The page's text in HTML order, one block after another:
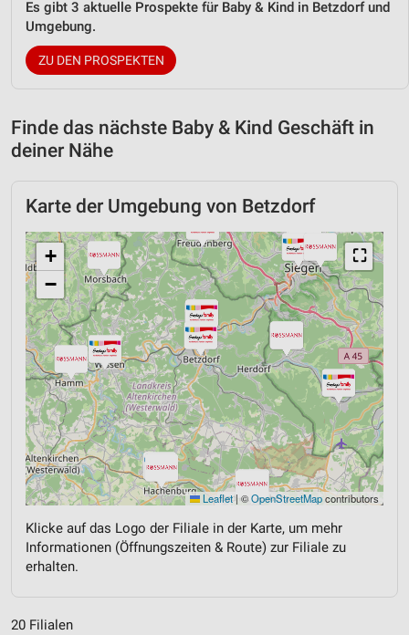
Es gibt 3 aktuelle Prospekte für Baby & Kind in Betzdorf und
Umgebung.
ZU DEN PROSPEKTEN
Finde das nächste Baby & Kind Geschäft in
deiner Nähe
Karte der Umgebung von Betzdorf
⛶
+
−
Leaflet | ©OpenStreetMapcontributors
Klicke auf das Logo der Filiale in der Karte, um mehr
Informationen (Öffnungszeiten & Route) zur Filiale zu
erhalten.
20 Filialen